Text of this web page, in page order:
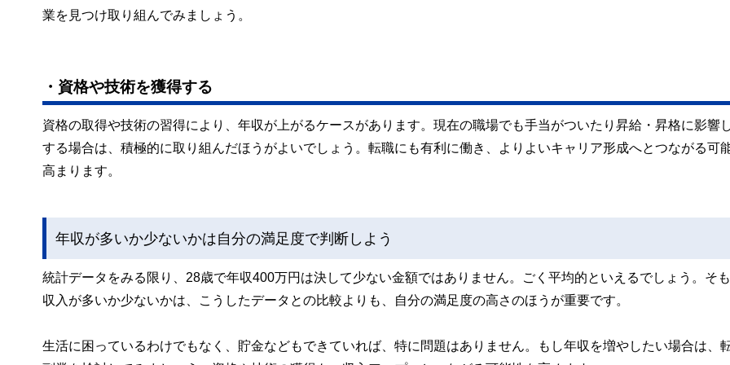
業を見つけ取り組んでみましょう。
・資格や技術を獲得する
資格の取得や技術の習得により、年収が上がるケースがあります。現在の職場でも手当がついたり昇給・昇格に影響
する場合は、積極的に取り組んだほうがよいでしょう。転職にも有利に働き、よりよいキャリア形成へとつながる可
高まります。
年収が多いか少ないかは自分の満足度で判断しよう
統計データをみる限り、28歳で年収400万円は決して少ない金額ではありません。ごく平均的といえるでしょう。そ
収入が多いか少ないかは、こうしたデータとの比較よりも、自分の満足度の高さのほうが重要です。
生活に困っているわけでもなく、貯金などもできていれば、特に問題はありません。もし年収を増やしたい場合は、